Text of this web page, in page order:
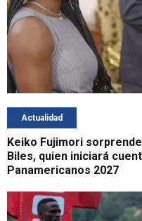
Actualidad
Keiko Fujimori
Biles, quien iniciará
Panamericanos 2027